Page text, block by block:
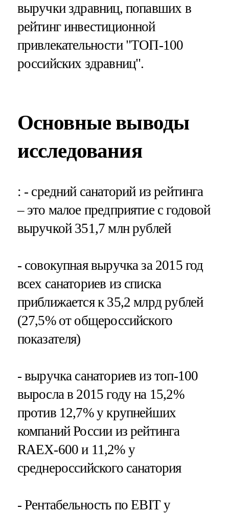
выручки здравниц, попавших в
рейтинг инвестиционной
привлекательности "ТОП-100
российских здравниц".
Основные выводы
исследования
: - средний санаторий из рейтинга
– это малое предприятие с годовой
выручкой 351,7 млн рублей
- совокупная выручка за 2015 год
всех санаториев из списка
приближается к 35,2 млрд рублей
(27,5% от общероссийского
показателя)
- выручка санаториев из топ-100
выросла в 2015 году на 15,2%
против 12,7% у крупнейших
компаний России из рейтинга
RAEX-600 и 11,2% у
среднероссийского санатория
- Рентабельность по EBIT у